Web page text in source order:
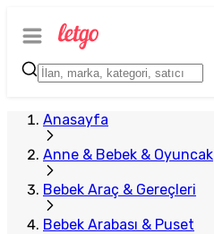
Anasayfa
Anne & Bebek & Oyuncak
Bebek Araç & Gereçleri
Bebek Arabası & Puset